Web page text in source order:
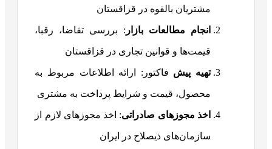
مشتریان بالقوه در قزاقستان
انجام مطالعات بازار : بررسی تقاضا، رقبا،
قیمت‌ها و قوانین تجاری در قزاقستان
تهیه پیش فاکتور: ارائه اطلاعات مربوط به
محصول، قیمت و شرایط پرداخت به مشتری
اخذ مجوزهای صادراتی: اخذ مجوزهای لازم از
سازمان‌های ذیصلاح در ایران